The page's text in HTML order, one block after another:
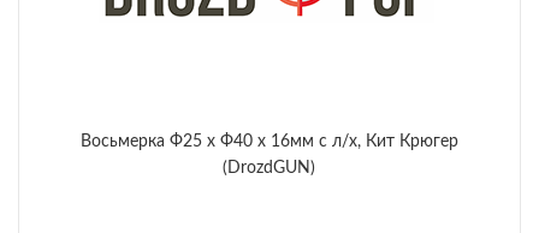
Восьмерка Ф25 х Ф40 х 16мм с л/х, Кит Крюгер
(DrozdGUN)